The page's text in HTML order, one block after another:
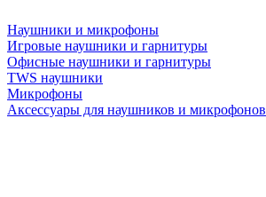
Наушники и микрофоны
Игровые наушники и гарнитуры
Офисные наушники и гарнитуры
TWS наушники
Микрофоны
Аксессуары для наушников и микрофонов